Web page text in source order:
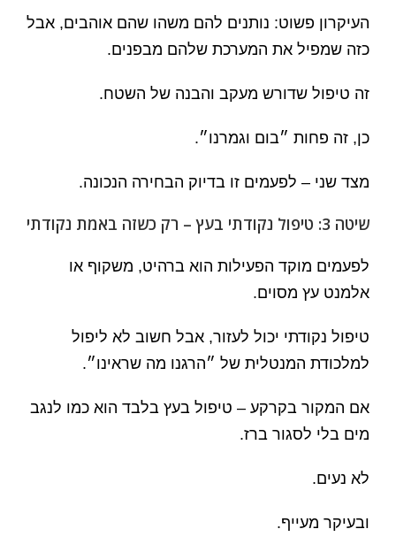
העיקרון פשוט: נותנים להם משהו שהם אוהבים, אבל
כזה שמפיל את המערכת שלהם מבפנים.
זה טיפול שדורש מעקב והבנה של השטח.
כן, זה פחות ״בום וגמרנו״.
מצד שני – לפעמים זו בדיוק הבחירה הנכונה.
שיטה 3: טיפול נקודתי בעץ – רק כשזה באמת נקודתי
לפעמים מוקד הפעילות הוא ברהיט, משקוף או
אלמנט עץ מסוים.
טיפול נקודתי יכול לעזור, אבל חשוב לא ליפול
למלכודת המנטלית של ״הרגנו מה שראינו״.
אם המקור בקרקע – טיפול בעץ בלבד הוא כמו לנגב
מים בלי לסגור ברז.
לא נעים.
ובעיקר מעייף.